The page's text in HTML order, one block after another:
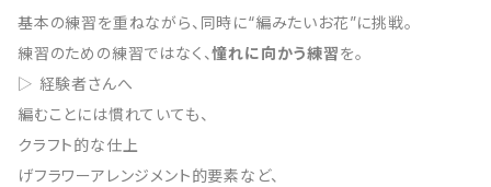
基本の練習を重ねながら、同時に“編みたいお花”に挑戦。
練習のための練習ではなく、憧れに向かう練習を。
▷ 経験者さんへ
編むことには慣れていても、
クラフト的な仕上
げフラワーアレンジメント的要素など、